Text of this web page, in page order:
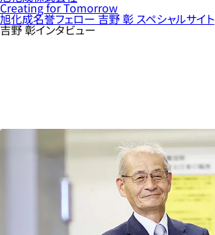
Creating for Tomorrow
旭化成名誉フェロー 吉野 彰 スペシャルサイト
吉野 彰インタビュー